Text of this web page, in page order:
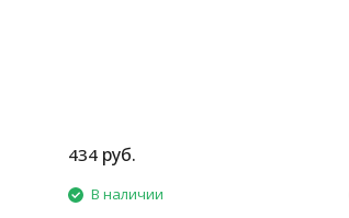
434 руб.
В наличии